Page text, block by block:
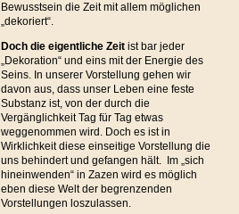
Bewusstsein die Zeit mit allem möglichen
„dekoriert“.
Doch die eigentliche Zeitist bar jeder
„Dekoration“ und eins mit der Energie des
Seins. In unserer Vorstellung gehen wir
davon aus, dass unser Leben eine feste
Substanz ist, von der durch die
Vergänglichkeit Tag für Tag etwas
weggenommen wird. Doch es ist in
Wirklichkeit diese einseitige Vorstellung die
uns behindert und gefangen hält. Im „sich
hineinwenden“ in Zazen wird es möglich
eben diese Welt der begrenzenden
Vorstellungen loszulassen.